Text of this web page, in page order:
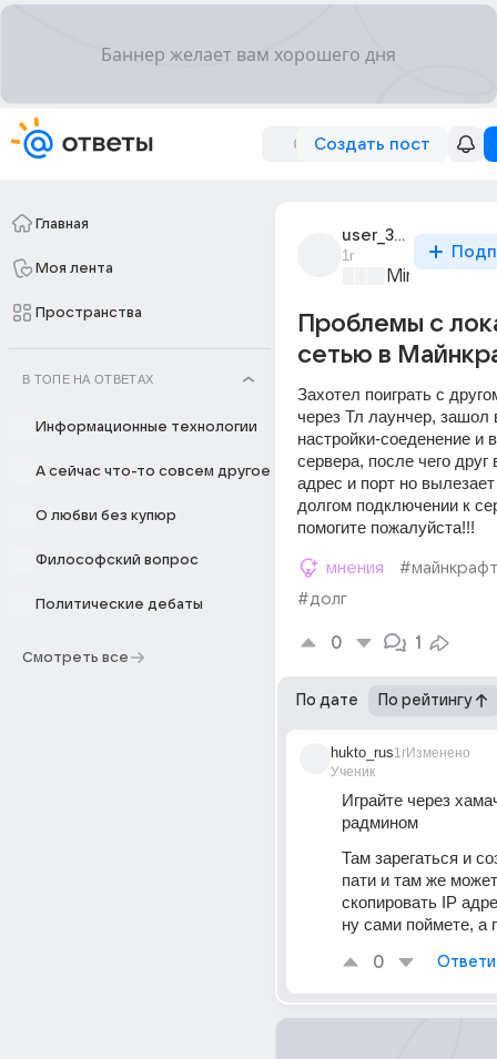
Создать пост
Главная
Моя лента
Пространства
В ТОПЕ НА ОТВЕТАХ
Информационные технологии
А сейчас что-то совсем другое
О любви без купюр
Философский вопрос
Политические дебаты
Смотреть все
user_316540356
1г
Minecraft
Проблемы с
сетью в
Захотел поиграть с
через Тл лаунчер, зашол
настройки-соеденение и
сервера, после чего
адрес и порт но
долгом подключении к
помогите пожалуйста!!!
мнения
#долг
0 1
По дате По рейтингу
hukto_rus
Ученик
1гИзменено
Играйте через
радмином
Там зарегаться и
пати и там же
скопировать IP
ну сами поймете, а
0